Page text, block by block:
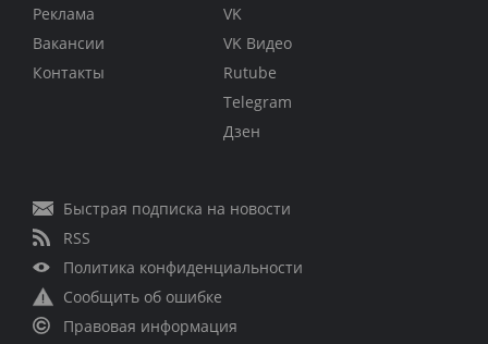
Реклама
Вакансии
Контакты
VK
VK Видео
Rutube
Telegram
Дзен
Быстрая подписка на новости
RSS
Политика конфиденциальности
Сообщить об ошибке
Правовая информация